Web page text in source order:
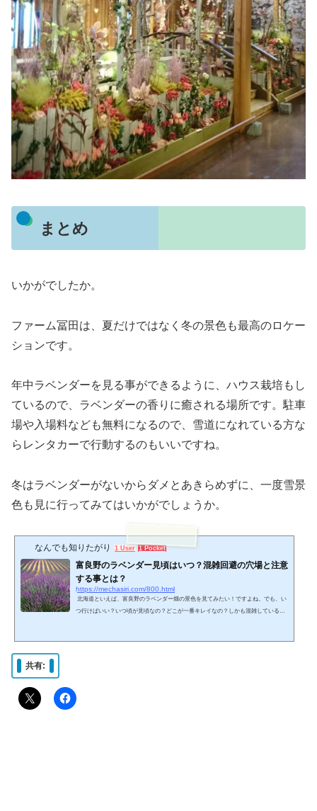
まとめ
いかがでしたか。
ファーム冨田は、夏だけではなく冬の景色も最高のロケー
ションです。
年中ラベンダーを見る事ができるように、ハウス栽培もし
ているので、ラベンダーの香りに癒される場所です。駐車
場や入場料なども無料になるので、雪道になれている方な
らレンタカーで行動するのもいいですね。
冬はラベンダーがないからダメとあきらめずに、一度雪景
色も見に行ってみてはいかがでしょうか。
なんでも知りたがり 1 User 1 Pocket
富良野のラベンダー見頃はいつ？混雑回避の穴場と注意
する事とは？
https://mechasiri.com/800.html
北海道といえば、富良野のラベンダー畑の景色を見てみたい！ですよね。でも、い
つ行けばいい？いつ頃が見頃なの？どこが一番キレイなの？しかも混雑していると
共有: